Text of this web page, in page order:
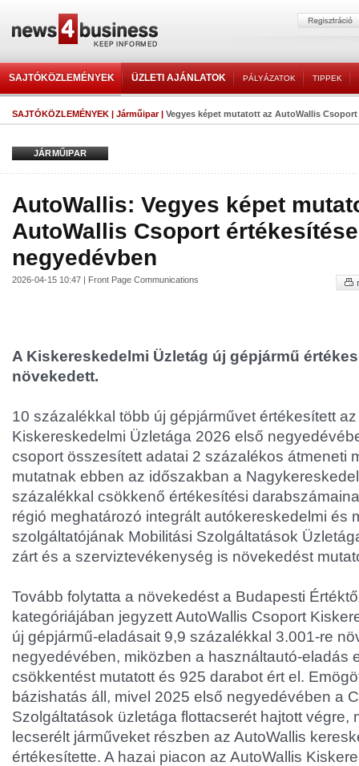
SAJTÓKÖZLEMÉNYEK ÜZLETI AJÁNLATOK PÁLYÁZATOK TIPPEK
SAJTÓKÖZLEMÉNYEK | Járműipar| Vegyes képet mutatott az AutoWallis
JÁRMŰIPAR
AutoWallis: Vegyes képet
AutoWallis Csoport
negyedévben
2026-04-15 10:47 | Front Page Communications
A Kiskereskedelmi Üzletág új gépjármű
növekedett.
10 százalékkal több új gépjárművet értékesített
Kiskereskedelmi Üzletága 2026 első
csoport összesített adatai 2 százalékos átmeneti
mutatnak ebben az időszakban a
százalékkal csökkenő értékesítési
régió meghatározó integrált autókereskedelmi és
szolgáltatójának Mobilitási Szolgáltatások
zárt és a szerviztevékenység is növekedést
Tovább folytatta a növekedést a Budapesti
kategóriájában jegyzett AutoWallis Csoport
új gépjármű-eladásait 9,9 százalékkal 3.001-re
negyedévében, miközben a használtautó-eladás
csökkentést mutatott és 925 darabot ért el.
bázishatás áll, mivel 2025 első negyedévében a
Szolgáltatások üzletága flottacserét hajtott végre,
lecserélt járműveket részben az AutoWallis
értékesítette. A hazai piacon az AutoWallis